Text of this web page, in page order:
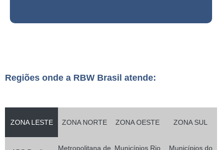
Regiões onde a RBW Brasil atende:
ZONA LESTE ZONA NORTE ZONA OESTE ZONA SUL
Metropolitana de Municípios Rio
Municípios do